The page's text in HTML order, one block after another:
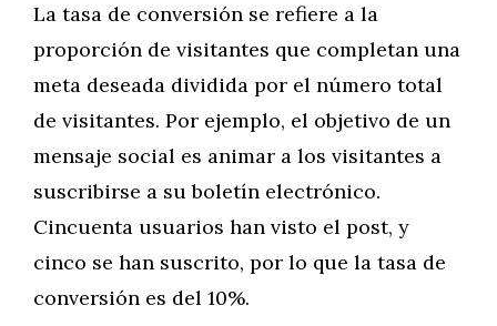
La tasa de conversión se refiere a la
proporción de visitantes que completan una
meta deseada dividida por el número total
de visitantes. Por ejemplo, el objetivo de un
mensaje social es animar a los visitantes a
suscribirse a su boletín electrónico.
Cincuenta usuarios han visto el post, y
cinco se han suscrito, por lo que la tasa de
conversión es del 10%.